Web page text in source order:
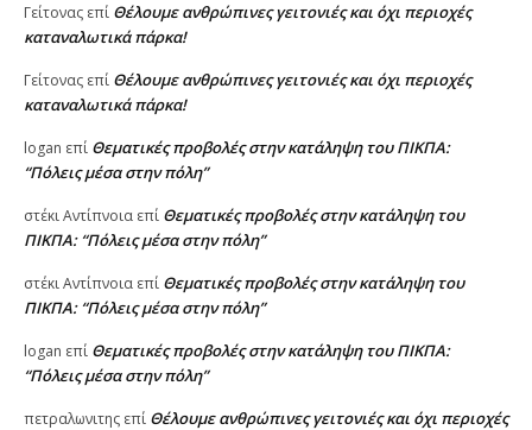
Γείτονας επί Θέλουμε ανθρώπινες γειτονιές και όχι περιοχές
καταναλωτικά πάρκα!
Γείτονας επί Θέλουμε ανθρώπινες γειτονιές και όχι περιοχές
καταναλωτικά πάρκα!
logan επί Θεματικές προβολές στην κατάληψη του ΠΙΚΠΑ:
“Πόλεις μέσα στην πόλη”
στέκι Αντίπνοια επί Θεματικές προβολές στην κατάληψη του
ΠΙΚΠΑ: “Πόλεις μέσα στην πόλη”
στέκι Αντίπνοια επί Θεματικές προβολές στην κατάληψη του
ΠΙΚΠΑ: “Πόλεις μέσα στην πόλη”
logan επί Θεματικές προβολές στην κατάληψη του ΠΙΚΠΑ:
“Πόλεις μέσα στην πόλη”
πετραλωνιτης επί Θέλουμε ανθρώπινες γειτονιές και όχι περιοχές